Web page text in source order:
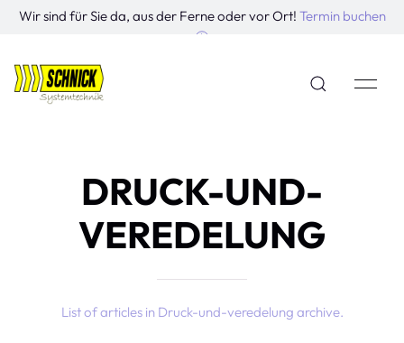
Wir sind für Sie da, aus der Ferne oder vor Ort! Termin buchen
DRUCK-UND-
VEREDELUNG
List of articles in Druck-und-veredelung archive.